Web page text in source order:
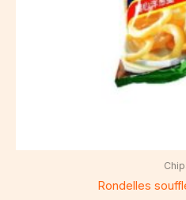
Rondelles